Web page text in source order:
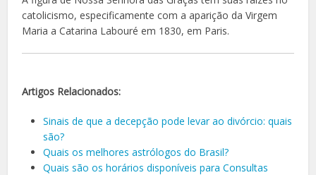
catolicismo, especificamente com a aparição da Virgem
Maria a Catarina Labouré em 1830, em Paris.
Artigos Relacionados:
Sinais de que a decepção pode levar ao divórcio: quais
são?
Quais os melhores astrólogos do Brasil?
Quais são os horários disponíveis para Consultas